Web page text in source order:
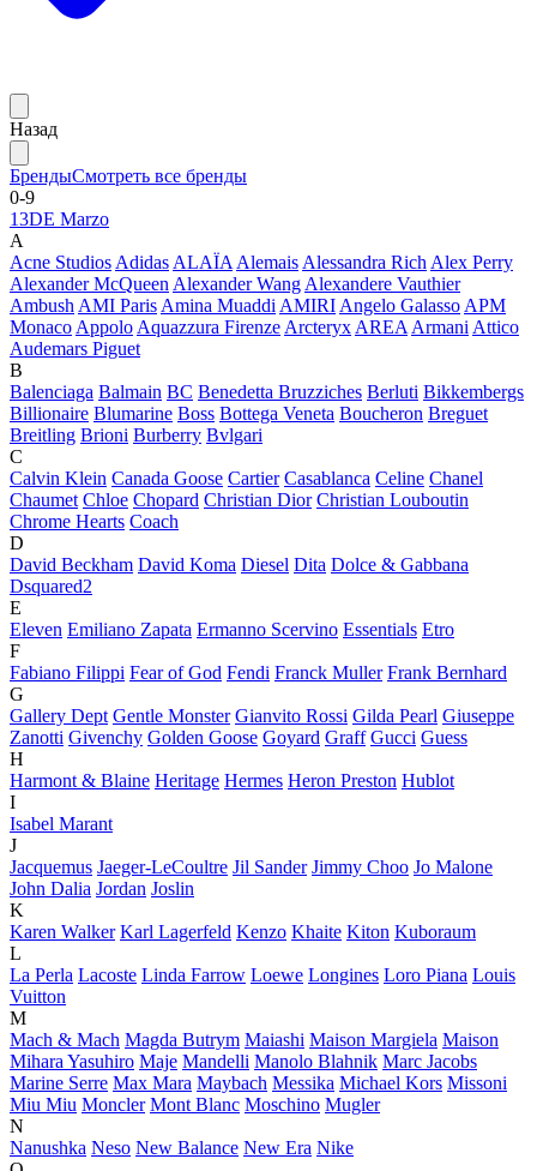
Назад
БрендыСмотреть все бренды
0-9
13DE Marzo
A
Acne StudiosAdidasALAÏAAlemaisAlessandra RichAlex Perry
Alexander McQueenAlexander WangAlexandere Vauthier
AmbushAMI ParisAmina MuaddiAMIRIAngelo GalassoAPM
MonacoAppoloAquazzura FirenzeArcteryxAREAArmaniAttico
Audemars Piguet
B
Balenciaga Balmain BC Benedetta Bruzziches Berluti Bikkembergs
Billionaire Blumarine Boss Bottega Veneta Boucheron Breguet
Breitling Brioni Burberry Bvlgari
C
Calvin Klein Canada Goose Cartier Casablanca Celine Chanel
Chaumet Chloe Chopard Christian Dior Christian Louboutin
Chrome Hearts Coach
D
David Beckham David Koma Diesel Dita Dolce & Gabbana
Dsquared2
E
Eleven Emiliano Zapata Ermanno Scervino Essentials Etro
F
Fabiano Filippi Fear of God Fendi Franck Muller Frank Bernhard
G
Gallery Dept Gentle Monster Gianvito Rossi Gilda Pearl Giuseppe
Zanotti Givenchy Golden Goose Goyard Graff Gucci Guess
H
Harmont & Blaine Heritage Hermes Heron Preston Hublot
I
Isabel Marant
J
Jacquemus Jaeger-LeCoultre Jil Sander Jimmy Choo Jo Malone
John Dalia Jordan Joslin
K
Karen Walker Karl Lagerfeld Kenzo Khaite Kiton Kuboraum
L
La Perla Lacoste Linda Farrow Loewe Longines Loro Piana Louis
Vuitton
M
Mach & Mach Magda Butrym Maiashi Maison Margiela Maison
Mihara Yasuhiro Maje Mandelli Manolo Blahnik Marc Jacobs
Marine Serre Max Mara Maybach Messika Michael Kors Missoni
Miu Miu Moncler Mont Blanc Moschino Mugler
N
Nanushka Neso New Balance New Era Nike